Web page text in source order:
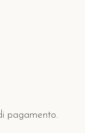
pagamento.